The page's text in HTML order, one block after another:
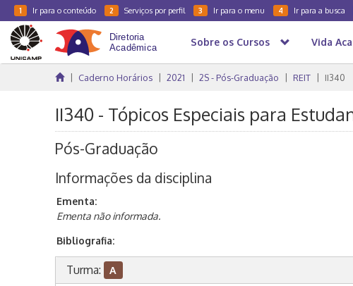
1 Ir para o conteúdo 2 Serviços por perfil 3 Ir para o menu 4 Ir para a busca
Sobre os Cursos Vida
Caderno Horários 2021 2S - Pós-Graduação REIT II340
II340 - Tópicos Especiais para
Pós-Graduação
Informações da disciplina
Ementa:
Ementa não informada.
Bibliografia:
Turma: A